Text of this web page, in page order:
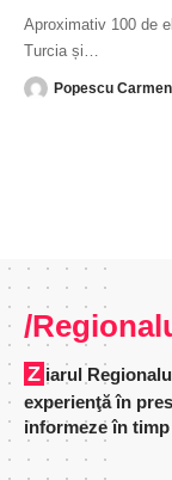
Aproximativ 100 de
Turcia și
Popescu Carmen
/
Ziarul Regionalul.ro este produsul unei echipe cu
experienţă în
informeze în